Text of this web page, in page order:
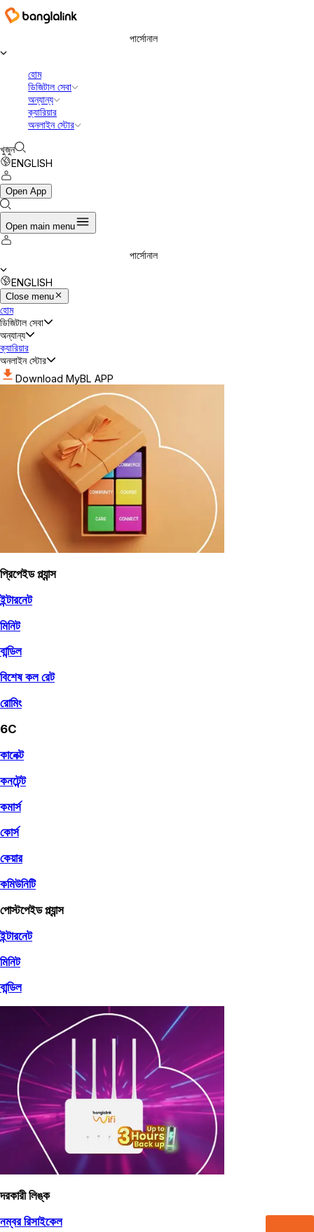
পার্সোনাল
হোম
ডিজিটাল সেবা
অন্যান্য
ক্যারিয়ার
অনলাইন স্টোর
খুজুন
ENGLISH
Open App
Open main menu
পার্সোনাল
ENGLISH
Close menu
হোম
ডিজিটাল সেবা
অন্যান্য
ক্যারিয়ার
অনলাইন স্টোর
Download MyBL APP
প্রিপেইড প্ল্যান্স
ইন্টারনেট
মিনিট
বান্ডিল
বিশেষ কল রেট
রোমিং
6C
কানেক্ট
কনটেন্ট
কমার্স
কোর্স
কেয়ার
কমিউনিটি
পোস্টপেইড প্ল্যান্স
ইন্টারনেট
মিনিট
বান্ডিল
দরকারী লিঙ্ক
নম্বর রিসাইকেল
বাংলালিংক ডিজিটাল কমিউনিকেশনস লিমিটেড